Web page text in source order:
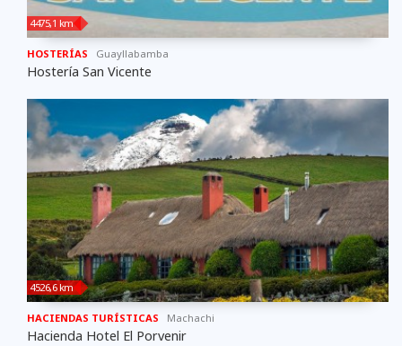
4475,1 km
HOSTERÍAS Guayllabamba
Hostería San Vicente
4526,6 km
HACIENDAS TURÍSTICAS Machachi
Hacienda Hotel El Porvenir